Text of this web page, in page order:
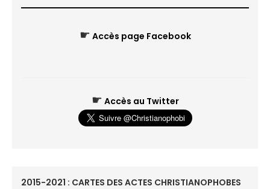
☛ Accès page Facebook
☛ Accès au Twitter
2015-2021 : CARTES DES ACTES CHRISTIANOPHOBES